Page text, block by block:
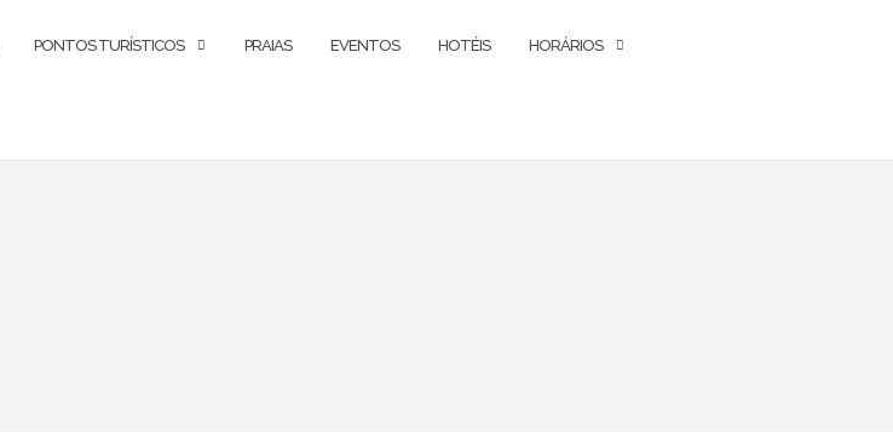
PONTOS TURÍSTICOS PRAIAS EVENTOS HOTÉIS HORÁRIOS